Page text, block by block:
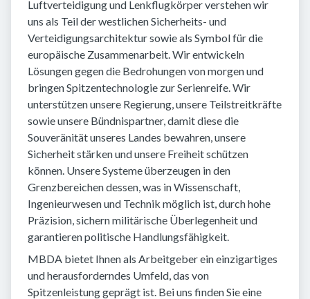
Luftverteidigung und Lenkflugkörper verstehen wir
uns als Teil der westlichen Sicherheits- und
Verteidigungsarchitektur sowie als Symbol für die
europäische Zusammenarbeit. Wir entwickeln
Lösungen gegen die Bedrohungen von morgen und
bringen Spitzentechnologie zur Serienreife. Wir
unterstützen unsere Regierung, unsere Teilstreitkräfte
sowie unsere Bündnispartner, damit diese die
Souveränität unseres Landes bewahren, unsere
Sicherheit stärken und unsere Freiheit schützen
können. Unsere Systeme über­zeugen in den
Grenzbereichen dessen, was in Wissenschaft,
Ingenieurwesen und Technik möglich ist, durch hohe
Präzision, sichern militärische Überlegenheit und
garantieren politische Handlungsfähigkeit.
MBDA bietet Ihnen als Arbeitgeber ein einzigartiges
und herausforderndes Umfeld, das von
Spitzenleistung geprägt ist. Bei uns finden Sie eine